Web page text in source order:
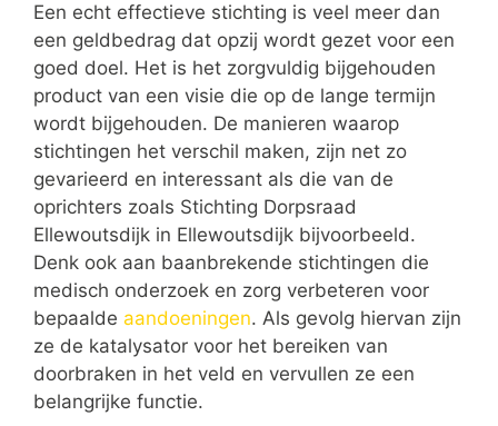
Een echt effectieve stichting is veel meer dan
een geldbedrag dat opzij wordt gezet voor een
goed doel. Het is het zorgvuldig bijgehouden
product van een visie die op de lange termijn
wordt bijgehouden. De manieren waarop
stichtingen het verschil maken, zijn net zo
gevarieerd en interessant als die van de
oprichters zoals Stichting Dorpsraad
Ellewoutsdijk in Ellewoutsdijk bijvoorbeeld.
Denk ook aan baanbrekende stichtingen die
medisch onderzoek en zorg verbeteren voor
bepaalde aandoeningen. Als gevolg hiervan zijn
ze de katalysator voor het bereiken van
doorbraken in het veld en vervullen ze een
belangrijke functie.